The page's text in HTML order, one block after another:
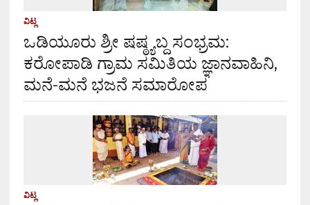
ವಿಟ್ಲ
ಒಡಿಯೂರು ಶ್ರೀ ಷಷ್ಠ್ಯಬ್ದ ಸಂಭ್ರಮ:
ಕರೋಪಾಡಿ ಗ್ರಾಮ ಸಮಿತಿಯ ಜ್ಞಾನವಾಹಿನಿ,
ಮನೆ-ಮನೆ ಭಜನೆ ಸಮಾರೋಪ
ವಿಟ್ಲ